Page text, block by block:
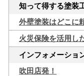
知って得する塗装
外壁塗装はどこに
火災保険を活用し
インフォメーショ
吹田店発！